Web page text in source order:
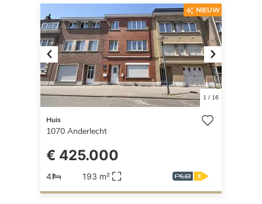
Previous Next
1/ 16
NIEUW
Huis
1070 Anderlecht
€ 425.000
4 193 m²